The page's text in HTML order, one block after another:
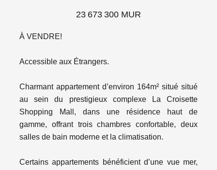
23 673 300 MUR
À VENDRE!
Accessible aux Étrangers.
Charmant appartement d’environ 164m² situé situé
au sein du prestigieux complexe La Croisette
Shopping Mall, dans une résidence haut de
gamme, offrant trois chambres confortable, deux
salles de bain moderne et la climatisation.
Certains appartements bénéficient d’une vue mer,